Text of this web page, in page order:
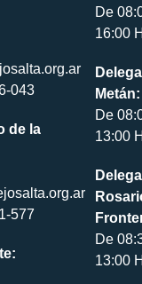
043
de la
577
De
16:00
Metán:
De
13:00
De
13:00